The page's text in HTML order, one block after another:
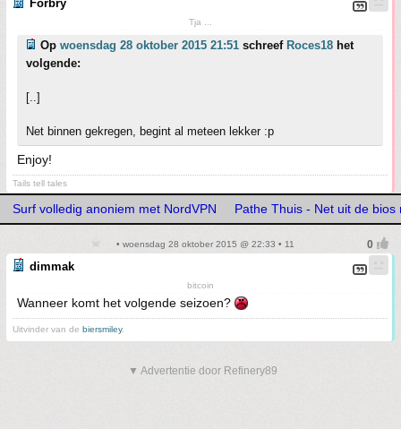
Forbry
Tja ...
Op woensdag 28 oktober 2015 21:51 schreef Roces18 het
volgende:
[..]
Net binnen gekregen, begint al meteen lekker :p
Enjoy!
Tails tell tales
Surf volledig anoniem met NordVPN Pathe Thuis - Net uit de bios
• woensdag 28 oktober 2015 @ 22:33 • 11
dimmak
bitcoin
Wanneer komt het volgende seizoen?
Uitvinder van de biersmiley.
▼ Advertentie door Refinery89